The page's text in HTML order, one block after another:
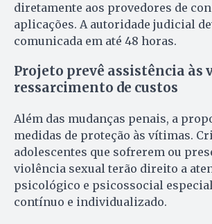
diretamente aos provedores de
aplicações. A autoridade judicial
comunicada em até 48 horas.
Projeto prevê assistência às
ressarcimento de custos
Além das mudanças penais, a
medidas de proteção às vítimas.
adolescentes que sofrerem ou
violência sexual terão direito a
psicológico e psicossocial
contínuo e individualizado.